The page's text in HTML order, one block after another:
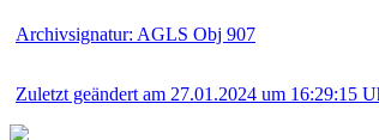
Archivsignatur: AGLS Obj 907
Zuletzt geändert am 27.01.2024 um 16:29:15